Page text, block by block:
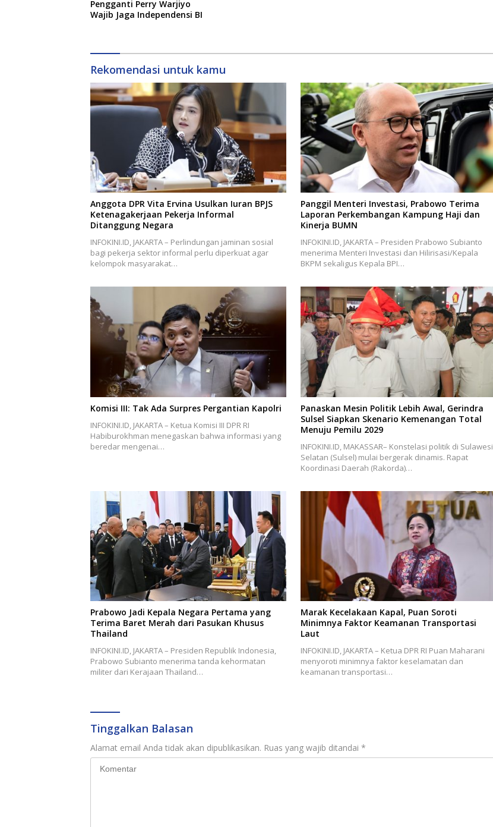
Pengganti Perry Warjiyo
Wajib Jaga Independensi BI
Rekomendasi untuk kamu
Anggota DPR Vita Ervina Usulkan Iuran BPJS
Ketenagakerjaan Pekerja Informal
Ditanggung Negara
INFOKINI.ID, JAKARTA – Perlindungan jaminan sosial
bagi pekerja sektor informal perlu diperkuat agar
kelompok masyarakat…
Panggil Menteri Investasi, Prabowo Terima
Laporan Perkembangan Kampung Haji dan
Kinerja BUMN
INFOKINI.ID, JAKARTA – Presiden Prabowo Subianto
menerima Menteri Investasi dan Hilirisasi/Kepala
BKPM sekaligus Kepala BPI…
Komisi III: Tak Ada Surpres Pergantian Kapolri
INFOKINI.ID, JAKARTA – Ketua Komisi III DPR RI
Habiburokhman menegaskan bahwa informasi yang
beredar mengenai…
Panaskan Mesin Politik Lebih Awal, Gerindra
Sulsel Siapkan Skenario Kemenangan Total
Menuju Pemilu 2029
INFOKINI.ID, MAKASSAR– Konstelasi politik di Sulawesi
Selatan (Sulsel) mulai bergerak dinamis. Rapat
Koordinasi Daerah (Rakorda)…
Prabowo Jadi Kepala Negara Pertama yang
Terima Baret Merah dari Pasukan Khusus
Thailand
INFOKINI.ID, JAKARTA – Presiden Republik Indonesia,
Prabowo Subianto menerima tanda kehormatan
militer dari Kerajaan Thailand…
Marak Kecelakaan Kapal, Puan Soroti
Minimnya Faktor Keamanan Transportasi
Laut
INFOKINI.ID, JAKARTA – Ketua DPR RI Puan Maharani
menyoroti minimnya faktor keselamatan dan
keamanan transportasi…
Tinggalkan Balasan
Alamat email Anda tidak akan dipublikasikan. Ruas yang wajib ditandai *